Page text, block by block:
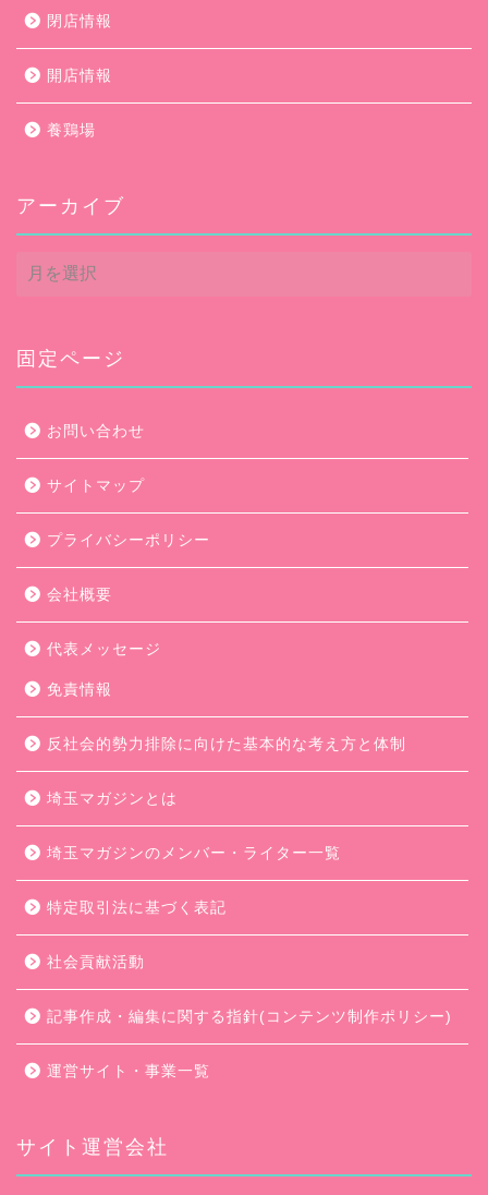
閉店情報
開店情報
養鶏場
アーカイブ
ア
ー
ブ
固定ページ
お問い合わせ
サイトマップ
プライバシーポリシー
会社概要
代表メッセージ
免責情報
反社会的勢力排除に向けた基本的な考え方と体制
埼玉マガジンとは
埼玉マガジンのメンバー・ライター一覧
特定取引法に基づく表記
社会貢献活動
記事作成・編集に関する指針(コンテンツ制作ポリシー)
運営サイト・事業一覧
サイト運営会社